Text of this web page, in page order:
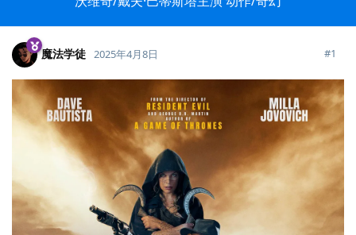
魔法学徒 2025年4月8日 #1